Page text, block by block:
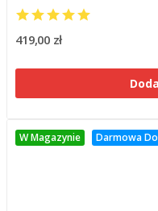
419,00 zł
W Magazynie Darmowa